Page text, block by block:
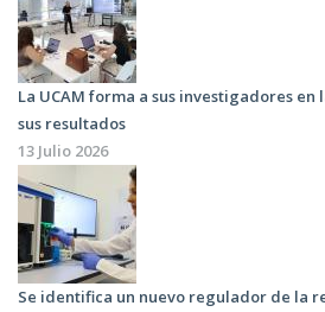
La UCAM forma a sus investigadores
sus resultados
13 Julio 2026
Se identifica un nuevo regulador de la